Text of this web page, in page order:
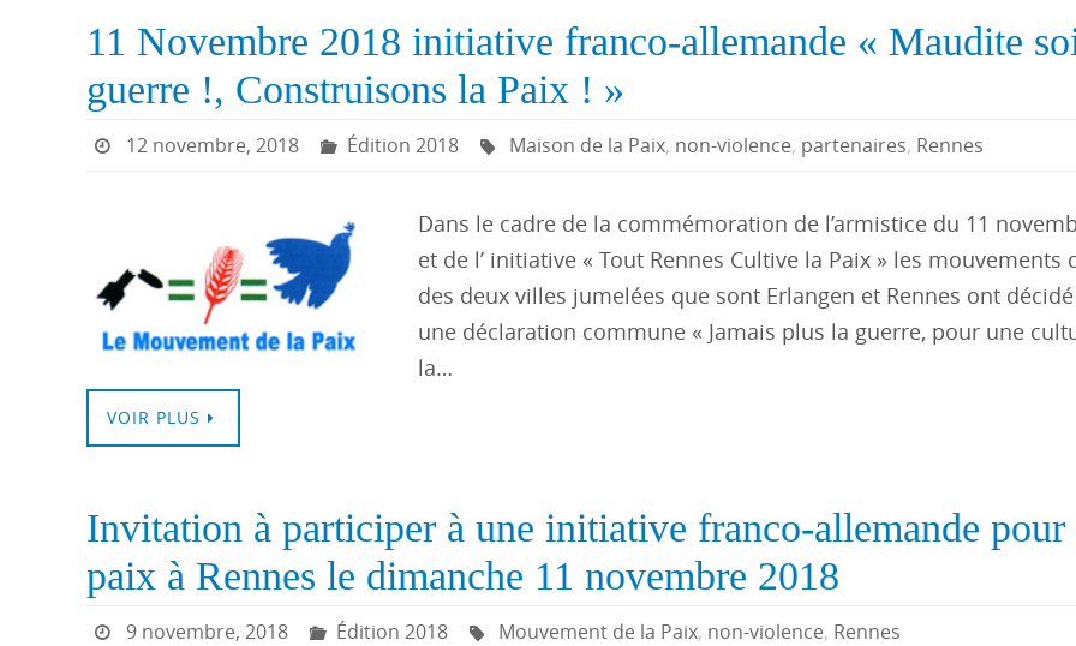
11 Novembre 2018 initiative franco-allemande « Maudite
guerre !, Construisons la Paix ! »
12 novembre, 2018 Édition 2018 Maison de la Paix, non-violence, partenaires, Rennes
Dans le cadre de la commémoration de l’armistice du 11
et de l’ initiative « Tout Rennes Cultive la Paix » les mouvements
des deux villes jumelées que sont Erlangen et Rennes ont
une déclaration commune « Jamais plus la guerre, pour une
la…
VOIR PLUS
Invitation à participer à une initiative franco-allemande pour
paix à Rennes le dimanche 11 novembre 2018
9 novembre, 2018 Édition 2018 Mouvement de la Paix, non-violence, Rennes